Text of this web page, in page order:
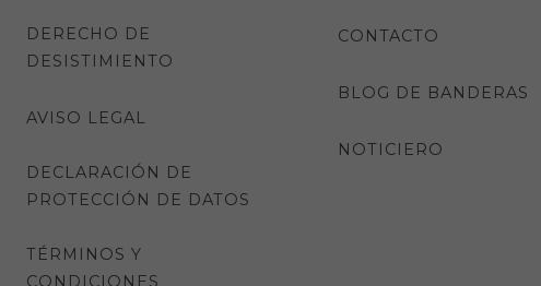
DERECHO DE
DESISTIMIENTO
AVISO LEGAL
DECLARACIÓN DE
PROTECCIÓN DE DATOS
TÉRMINOS Y
CONDICIONES
CONTACTO
BLOG DE BANDERAS
NOTICIERO